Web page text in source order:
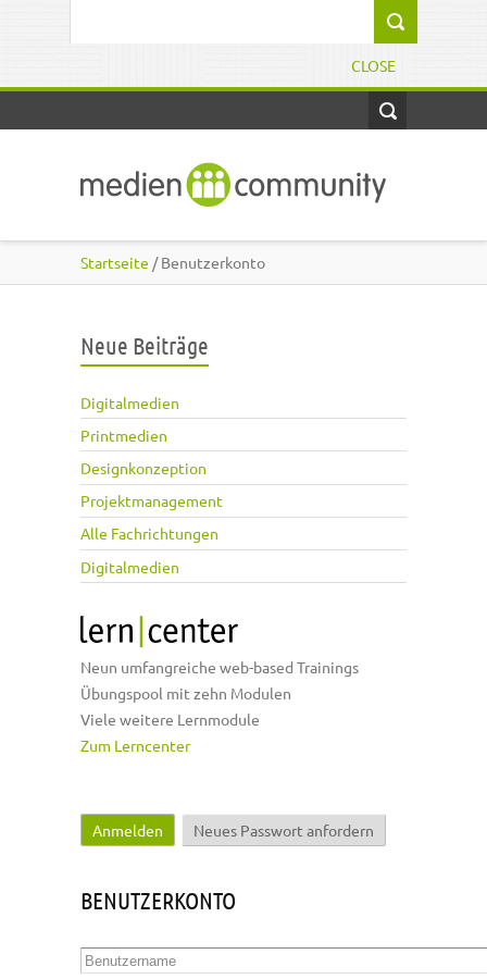
CLOSE
Startseite / Benutzerkonto
Neue Beiträge
Digitalmedien
Printmedien
Designkonzeption
Projektmanagement
Alle Fachrichtungen
Digitalmedien
Neun umfangreiche web-based Trainings
Übungspool mit zehn Modulen
Viele weitere Lernmodule
Zum Lerncenter
Haupt-Reiter
Anmelden (aktiver Reiter)
Neues Passwort anfordern
BENUTZERKONTO
Benutzername